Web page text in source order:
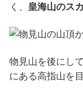
く、 皇海山のス
物見山を後にし
にある高指山を